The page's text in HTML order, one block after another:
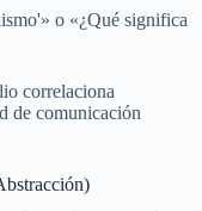
o «¿Qué significa
correlaciona
de comunicación